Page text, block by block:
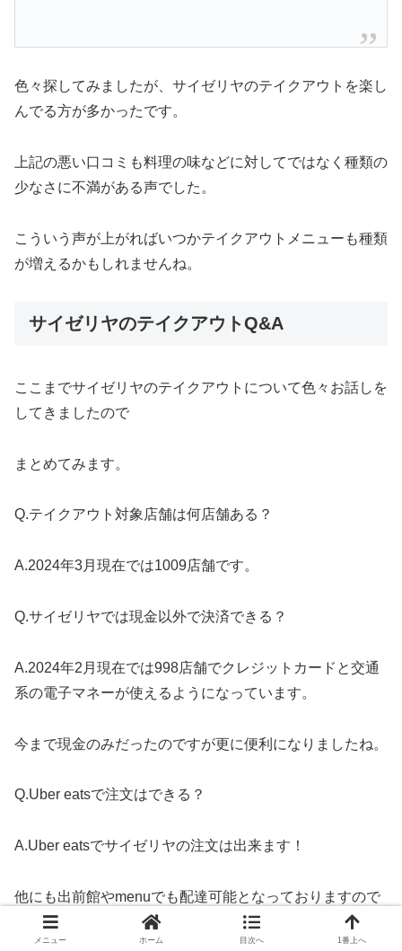
色々探してみましたが、サイゼリヤのテイクアウトを楽し
んでる方が多かったです。
上記の悪い口コミも料理の味などに対してではなく種類の
少なさに不満がある声でした。
こういう声が上がればいつかテイクアウトメニューも種類
が増えるかもしれませんね。
サイゼリヤのテイクアウトQ&A
ここまでサイゼリヤのテイクアウトについて色々お話しを
してきましたので
まとめてみます。
Q.テイクアウト対象店舗は何店舗ある？
A.2024年3月現在では1009店舗です。
Q.サイゼリヤでは現金以外で決済できる？
A.2024年2月現在では998店舗でクレジットカードと交通
系の電子マネーが使えるようになっています。
今まで現金のみだったのですが更に便利になりましたね。
Q.Uber eatsで注文はできる？
A.Uber eatsでサイゼリヤの注文は出来ます！
他にも出前館やmenuでも配達可能となっておりますので
お家にいながら気楽に楽しめます。
メニュー ホーム 目次へ 1番上へ